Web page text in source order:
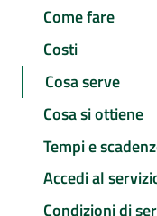
Come fare
Costi
Cosa serve
Cosa si ottiene
Tempi e
Accedi al
Condizioni di